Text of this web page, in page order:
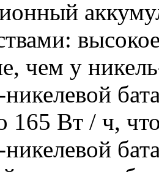
чем у
165 Вт / ч,